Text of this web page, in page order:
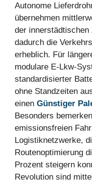
Autonome
übernehmen
der innerstädtischen
dadurch die
erheblich. Für
modulare E-Lkw-
standardisierter
ohne Standzeiten
einen Günstiger
Besonders
emissionsfreien
Logistiknetzwerke,
Routenoptimierung
Prozent steigern
Revolution sind